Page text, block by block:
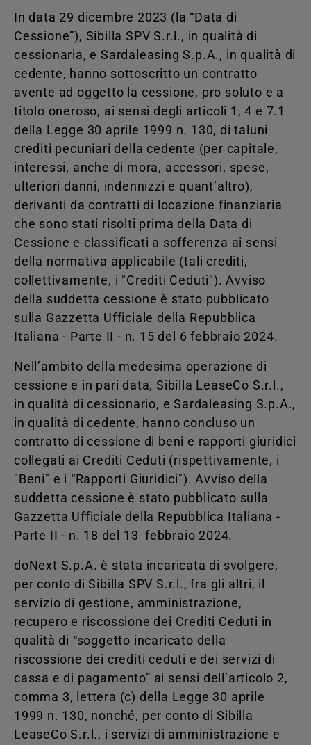
In data 29 dicembre 2023 (la “Data di
Cessione”), Sibilla SPV S.r.l., in qualità di
cessionaria, e Sardaleasing S.p.A., in qualità di
cedente, hanno sottoscritto un contratto
avente ad oggetto la cessione, pro soluto e a
titolo oneroso, ai sensi degli articoli 1, 4 e 7.1
della Legge 30 aprile 1999 n. 130, di taluni
crediti pecuniari della cedente (per capitale,
interessi, anche di mora, accessori, spese,
ulteriori danni, indennizzi e quant’altro),
derivanti da contratti di locazione finanziaria
che sono stati risolti prima della Data di
Cessione e classificati a sofferenza ai sensi
della normativa applicabile (tali crediti,
collettivamente, i "Crediti Ceduti"). Avviso
della suddetta cessione è stato pubblicato
sulla Gazzetta Ufficiale della Repubblica
Italiana - Parte II - n. 15 del 6 febbraio 2024.
Nell’ambito della medesima operazione di
cessione e in pari data, Sibilla LeaseCo S.r.l.,
in qualità di cessionario, e Sardaleasing S.p.A.,
in qualità di cedente, hanno concluso un
contratto di cessione di beni e rapporti giuridici
collegati ai Crediti Ceduti (rispettivamente, i
"Beni" e i “Rapporti Giuridici"). Avviso della
suddetta cessione è stato pubblicato sulla
Gazzetta Ufficiale della Repubblica Italiana -
Parte II - n. 18 del 13 febbraio 2024.
doNext S.p.A. è stata incaricata di svolgere,
per conto di Sibilla SPV S.r.l., fra gli altri, il
servizio di gestione, amministrazione,
recupero e riscossione dei Crediti Ceduti in
qualità di “soggetto incaricato della
riscossione dei crediti ceduti e dei servizi di
cassa e di pagamento” ai sensi dell’articolo 2,
comma 3, lettera (c) della Legge 30 aprile
1999 n. 130, nonché, per conto di Sibilla
LeaseCo S.r.l., i servizi di amministrazione e